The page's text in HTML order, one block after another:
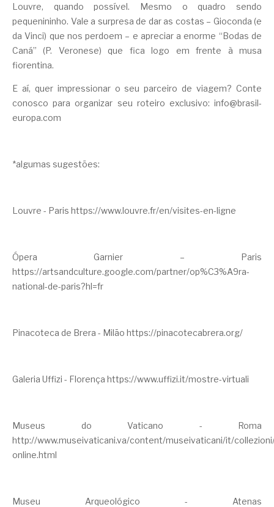
Louvre, quando possível. Mesmo o quadro sendo
pequenininho. Vale a surpresa de dar as costas – Gioconda (e
da Vinci) que nos perdoem – e apreciar a enorme “Bodas de
Caná” (P. Veronese) que fica logo em frente à musa
fiorentina.
E aí, quer impressionar o seu parceiro de viagem? Conte
conosco para organizar seu roteiro exclusivo: info@brasil-
europa.com
*algumas sugestões:
Louvre - Paris https://www.louvre.fr/en/visites-en-ligne
Ópera Garnier – Paris
https://artsandculture.google.com/partner/op%C3%A9ra-
national-de-paris?hl=fr
Pinacoteca de Brera - Milão https://pinacotecabrera.org/
Galeria Uffizi - Florença https://www.uffizi.it/mostre-virtuali
Museus do Vaticano - Roma
http://www.museivaticani.va/content/museivaticani/it/
online.html
Museu Arqueológico - Atenas